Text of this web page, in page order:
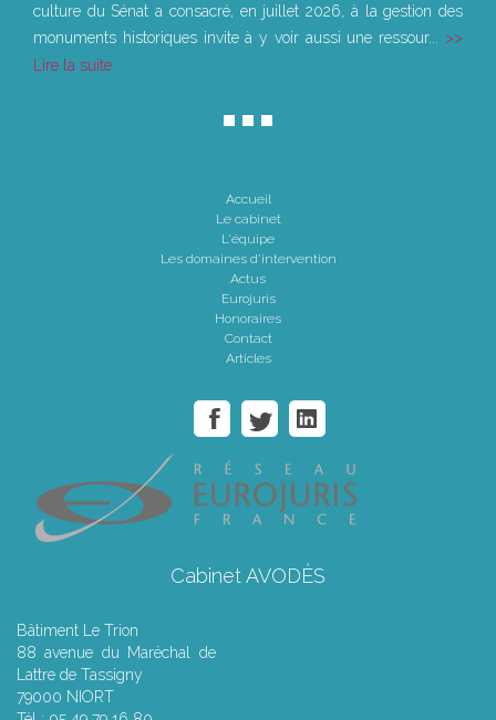
culture du Sénat a consacré, en juillet 2026, à la gestion des
monuments historiques invite à y voir aussi une ressour...
Lire la suite
Accueil
Le cabinet
L'équipe
Les domaines d'intervention
Actus
Eurojuris
Honoraires
Contact
Articles
Cabinet AVODÈS
Bâtiment Le Trion
88 avenue du Maréchal de
Lattre de Tassigny
79000 NIORT